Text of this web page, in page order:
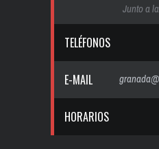
Junto a
TELÉFONOS
E-MAIL
HORARIOS